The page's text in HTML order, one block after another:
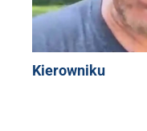
Kierowniku